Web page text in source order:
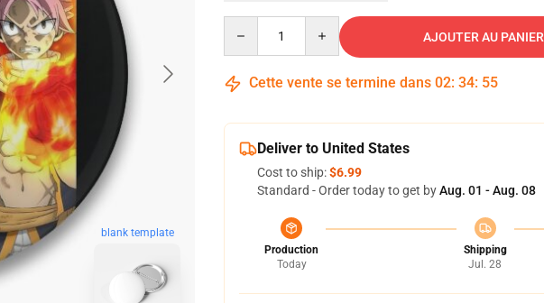
blank template
AJOUTER AU PANIER
Cette vente se termine dans 02: 34: 54
Deliver to United States
Cost to ship:$6.99
Standard - Order today to get byAug. 01 - Aug. 08
Production
Today
Shipping
Jul. 28